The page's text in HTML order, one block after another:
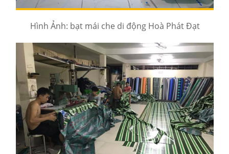
Hình Ảnh: bạt mái che di động Hoà Phát Đạt